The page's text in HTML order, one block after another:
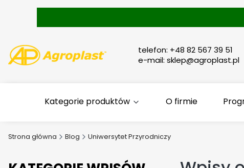
telefon: +48 82 567 39 51
e-mail: sklep@agroplast.pl
Kategorie produktów O firmie
Strona główna Blog Uniwersytet Przyrodniczy